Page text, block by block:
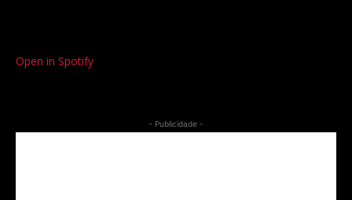
Open in Spotify
- Publicidade -